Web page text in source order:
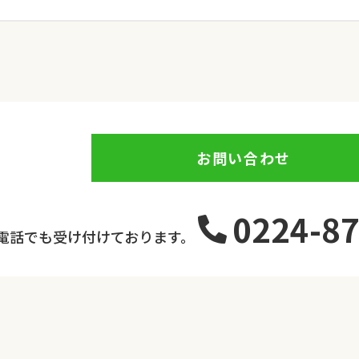
お問い合わせ
話でも受け付けております。 0224-